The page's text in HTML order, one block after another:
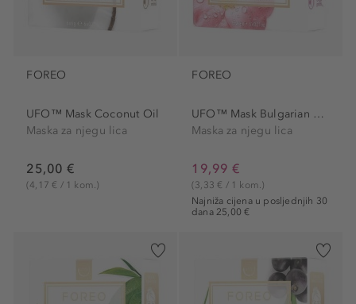
FOREO
UFO™ Mask Coconut Oil
Maska za njegu lica
25,00 €
(4,17 € / 1 kom.)
FOREO
UFO™ Mask Bulgarian Rose
Maska za njegu lica
19,99 €
Najniža cijena u posljednjih 30
dana 25,00 €
(3,33 € / 1 kom.)